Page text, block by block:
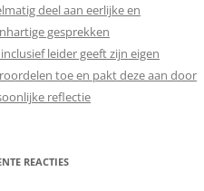
deel aan eerlijke en
gesprekken
inclusief leider geeft zijn eigen
toe en pakt deze aan door
reflectie
REACTIES